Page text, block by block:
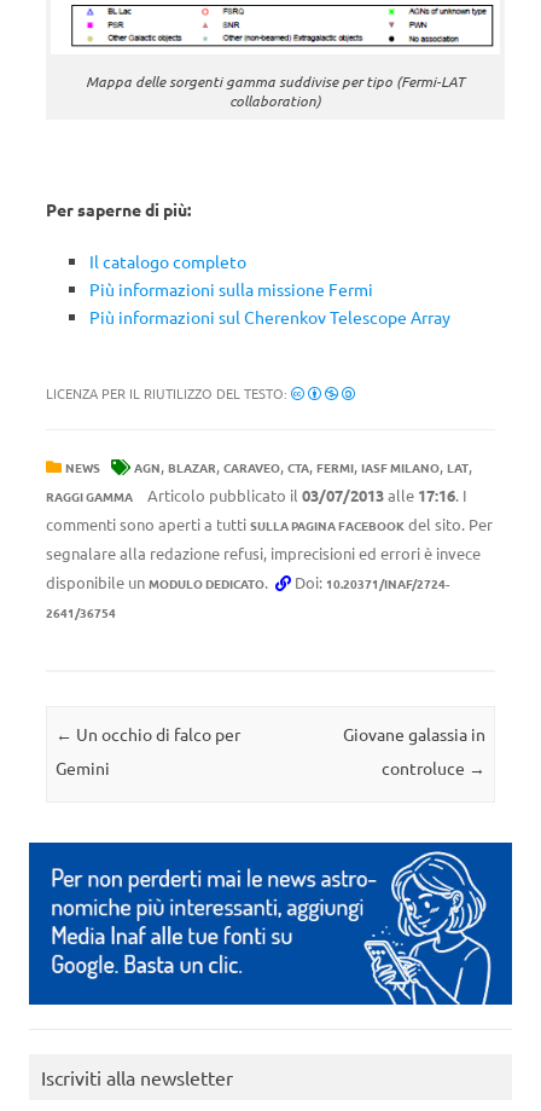
Mappa delle sorgenti gamma suddivise per tipo (Fermi-LAT
collaboration)
Per saperne di più:
Il catalogo completo
Più informazioni sulla missione Fermi
Più informazioni sul Cherenkov Telescope Array
LICENZA PER IL RIUTILIZZO DEL TESTO:
NEWS AGN, BLAZAR, CARAVEO, CTA, FERMI, IASF MILANO, LAT,
RAGGI GAMMA Articolo pubblicato il 03/07/2013alle 17:16. I
commenti sono aperti a tutti SULLA PAGINA FACEBOOK del sito. Per
segnalare alla redazione refusi, imprecisioni ed errori è invece
disponibile un MODULO DEDICATO. Doi: 10.20371/INAF/2724-
2641/36754
Navigazione articolo
← Un occhio di falco per
Gemini
Giovane galassia in
controluce →
Iscriviti alla newsletter